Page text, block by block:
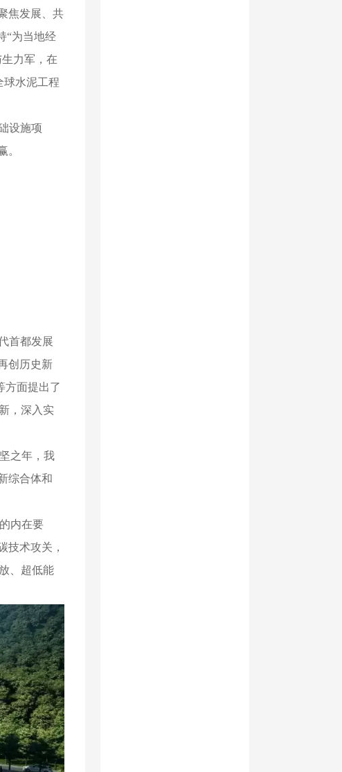
焦发展、共
“为当地经
力军，在
球水泥工程
设施项
。
首都发展
创历史新
方面提出了
，深入实
之年，我
综合体和
内在要
技术攻关，
、超低能